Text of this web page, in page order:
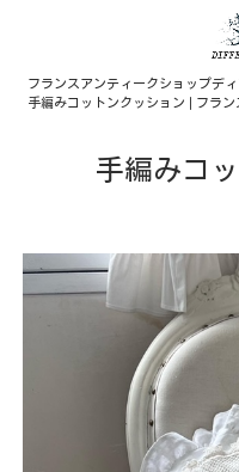
フランスアンティークショップデ
手編みコットンクッション | フラ
手編みコ